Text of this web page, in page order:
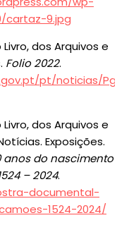
cartaz-9.jpg
dos Arquivos e
Folio 2022.
pt/noticias/
dos Arquivos e
Exposições.
anos do nascimento
– 2024.
documental-
1524-2024/